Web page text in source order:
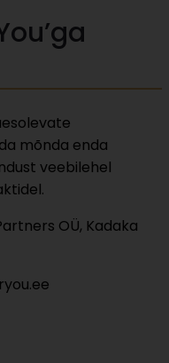
mõnda enda
veebilehel
OÜ, Kadaka